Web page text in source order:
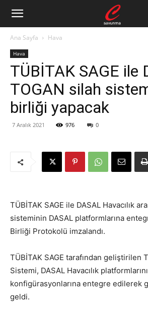
Ana Sayfa Hava
Hava
TÜBİTAK SAGE ile
TOGAN silah
birliği yapacak
7 Aralık 2021 976 0
TÜBİTAK SAGE ile DASAL Havacılık
sisteminin DASAL platformlarına
Birliği Protokolü imzalandı.
TÜBİTAK SAGE tarafından geliştirilen
Sistemi, DASAL Havacılık
konfigürasyonlarına entegre edilerek
geldi.